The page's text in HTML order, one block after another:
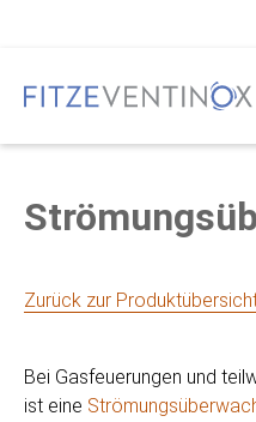
Zurück zur
Bei Gasfeuerungen und
ist eine